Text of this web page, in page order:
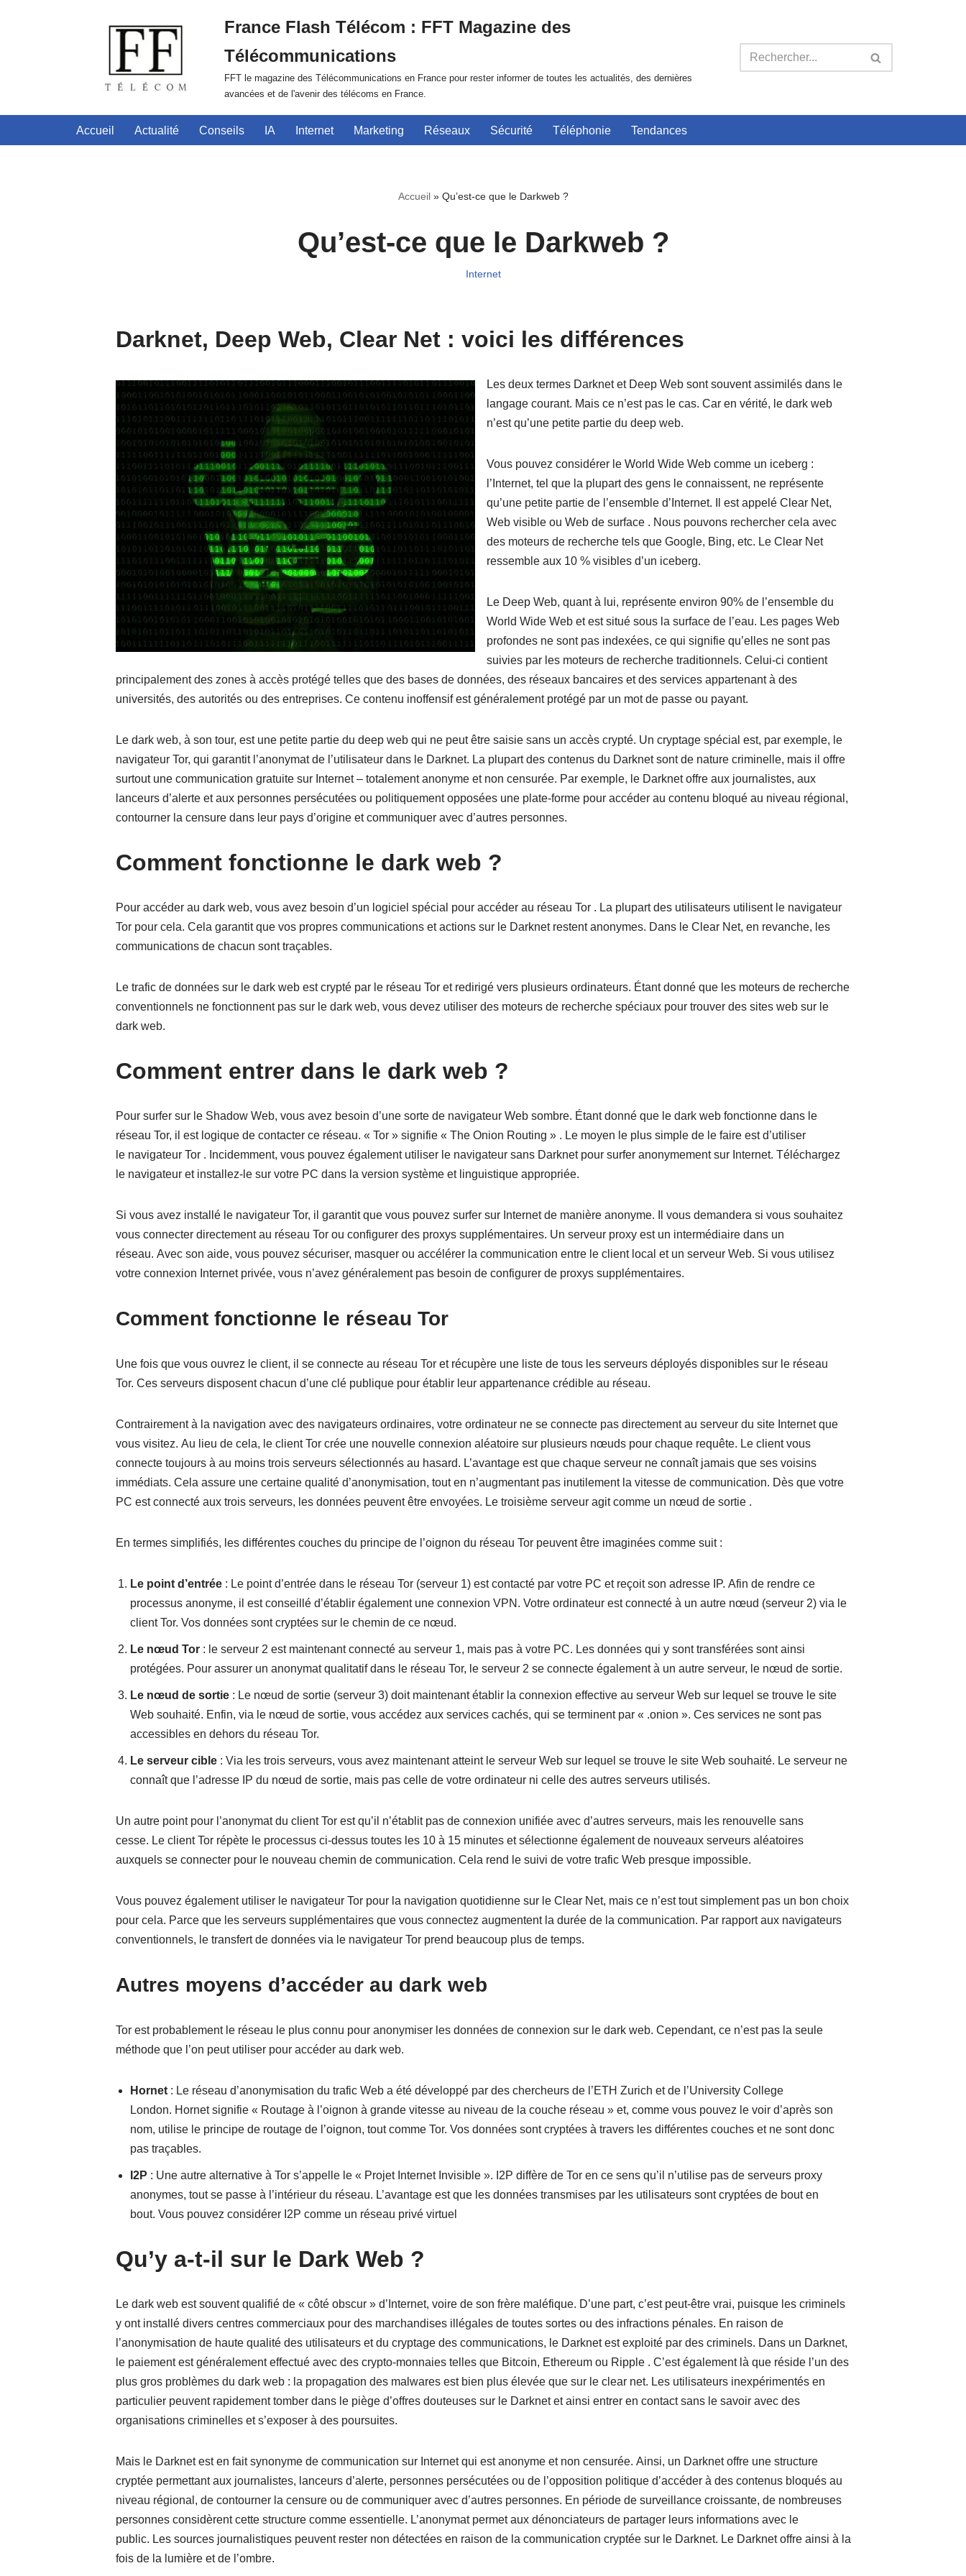
France Flash Télécom : FFT Magazine des
Télécommunications
FFT le magazine des Télécommunications en France pour rester informer de toutes les actualités, des dernières
avancées et de l'avenir des télécoms en France.
Accueil Actualité Conseils IA Internet Marketing Réseaux Sécurité Téléphonie Tendances
Accueil» Qu’est-ce que le Darkweb ?
Qu’est-ce que le Darkweb ?
Internet
Darknet, Deep Web, Clear Net : voici les différences
Les deux termes Darknet et Deep Web sont souvent assimilés dans le
langage courant. Mais ce n’est pas le cas. Car en vérité, le dark web
n’est qu’une petite partie du deep web.
Vous pouvez considérer le World Wide Web comme un iceberg :
l’Internet, tel que la plupart des gens le connaissent, ne représente
qu’une petite partie de l’ensemble d’Internet. Il est appelé Clear Net,
Web visible ou Web de surface . Nous pouvons rechercher cela avec
des moteurs de recherche tels que Google, Bing, etc. Le Clear Net
ressemble aux 10 % visibles d’un iceberg.
Le Deep Web, quant à lui, représente environ 90% de l’ensemble du
World Wide Web et est situé sous la surface de l’eau. Les pages Web
profondes ne sont pas indexées, ce qui signifie qu’elles ne sont pas
suivies par les moteurs de recherche traditionnels. Celui-ci contient
principalement des zones à accès protégé telles que des bases de données, des réseaux bancaires et des services appartenant à des
universités, des autorités ou des entreprises. Ce contenu inoffensif est généralement protégé par un mot de passe ou payant.
Le dark web, à son tour, est une petite partie du deep web qui ne peut être saisie sans un accès crypté. Un cryptage spécial est, par exemple, le
navigateur Tor, qui garantit l’anonymat de l’utilisateur dans le Darknet. La plupart des contenus du Darknet sont de nature criminelle, mais il offre
surtout une communication gratuite sur Internet – totalement anonyme et non censurée. Par exemple, le Darknet offre aux journalistes, aux
lanceurs d’alerte et aux personnes persécutées ou politiquement opposées une plate-forme pour accéder au contenu bloqué au niveau régional,
contourner la censure dans leur pays d’origine et communiquer avec d’autres personnes.
Comment fonctionne le dark web ?
Pour accéder au dark web, vous avez besoin d’un logiciel spécial pour accéder au réseau Tor . La plupart des utilisateurs utilisent le navigateur
Tor pour cela. Cela garantit que vos propres communications et actions sur le Darknet restent anonymes. Dans le Clear Net, en revanche, les
communications de chacun sont traçables.
Le trafic de données sur le dark web est crypté par le réseau Tor et redirigé vers plusieurs ordinateurs. Étant donné que les moteurs de recherche
conventionnels ne fonctionnent pas sur le dark web, vous devez utiliser des moteurs de recherche spéciaux pour trouver des sites web sur le
dark web.
Comment entrer dans le dark web ?
Pour surfer sur le Shadow Web, vous avez besoin d’une sorte de navigateur Web sombre. Étant donné que le dark web fonctionne dans le
réseau Tor, il est logique de contacter ce réseau. « Tor » signifie « The Onion Routing » . Le moyen le plus simple de le faire est d’utiliser
le navigateur Tor . Incidemment, vous pouvez également utiliser le navigateur sans Darknet pour surfer anonymement sur Internet. Téléchargez
le navigateur et installez-le sur votre PC dans la version système et linguistique appropriée.
Si vous avez installé le navigateur Tor, il garantit que vous pouvez surfer sur Internet de manière anonyme. Il vous demandera si vous souhaitez
vous connecter directement au réseau Tor ou configurer des proxys supplémentaires. Un serveur proxy est un intermédiaire dans un
réseau. Avec son aide, vous pouvez sécuriser, masquer ou accélérer la communication entre le client local et un serveur Web. Si vous utilisez
votre connexion Internet privée, vous n’avez généralement pas besoin de configurer de proxys supplémentaires.
Comment fonctionne le réseau Tor
Une fois que vous ouvrez le client, il se connecte au réseau Tor et récupère une liste de tous les serveurs déployés disponibles sur le réseau
Tor. Ces serveurs disposent chacun d’une clé publique pour établir leur appartenance crédible au réseau.
Contrairement à la navigation avec des navigateurs ordinaires, votre ordinateur ne se connecte pas directement au serveur du site Internet que
vous visitez. Au lieu de cela, le client Tor crée une nouvelle connexion aléatoire sur plusieurs nœuds pour chaque requête. Le client vous
connecte toujours à au moins trois serveurs sélectionnés au hasard. L’avantage est que chaque serveur ne connaît jamais que ses voisins
immédiats. Cela assure une certaine qualité d’anonymisation, tout en n’augmentant pas inutilement la vitesse de communication. Dès que votre
PC est connecté aux trois serveurs, les données peuvent être envoyées. Le troisième serveur agit comme un nœud de sortie .
En termes simplifiés, les différentes couches du principe de l’oignon du réseau Tor peuvent être imaginées comme suit :
Le point d’entrée: Le point d’entrée dans le réseau Tor (serveur 1) est contacté par votre PC et reçoit son adresse IP. Afin de rendre ce
processus anonyme, il est conseillé d’établir également une connexion VPN. Votre ordinateur est connecté à un autre nœud (serveur 2) via le
client Tor. Vos données sont cryptées sur le chemin de ce nœud.
Le nœud Tor : le serveur 2 est maintenant connecté au serveur 1, mais pas à votre PC. Les données qui y sont transférées sont ainsi
protégées. Pour assurer un anonymat qualitatif dans le réseau Tor, le serveur 2 se connecte également à un autre serveur, le nœud de sortie.
Le nœud de sortie: Le nœud de sortie (serveur 3) doit maintenant établir la connexion effective au serveur Web sur lequel se trouve le site
Web souhaité. Enfin, via le nœud de sortie, vous accédez aux services cachés, qui se terminent par « .onion ». Ces services ne sont pas
accessibles en dehors du réseau Tor.
Le serveur cible: Via les trois serveurs, vous avez maintenant atteint le serveur Web sur lequel se trouve le site Web souhaité. Le serveur ne
connaît que l’adresse IP du nœud de sortie, mais pas celle de votre ordinateur ni celle des autres serveurs utilisés.
Un autre point pour l’anonymat du client Tor est qu’il n’établit pas de connexion unifiée avec d’autres serveurs, mais les renouvelle sans
cesse. Le client Tor répète le processus ci-dessus toutes les 10 à 15 minutes et sélectionne également de nouveaux serveurs aléatoires
auxquels se connecter pour le nouveau chemin de communication. Cela rend le suivi de votre trafic Web presque impossible.
Vous pouvez également utiliser le navigateur Tor pour la navigation quotidienne sur le Clear Net, mais ce n’est tout simplement pas un bon choix
pour cela. Parce que les serveurs supplémentaires que vous connectez augmentent la durée de la communication. Par rapport aux navigateurs
conventionnels, le transfert de données via le navigateur Tor prend beaucoup plus de temps.
Autres moyens d’accéder au dark web
Tor est probablement le réseau le plus connu pour anonymiser les données de connexion sur le dark web. Cependant, ce n’est pas la seule
méthode que l’on peut utiliser pour accéder au dark web.
Hornet: Le réseau d’anonymisation du trafic Web a été développé par des chercheurs de l’ETH Zurich et de l’University College
London. Hornet signifie « Routage à l’oignon à grande vitesse au niveau de la couche réseau » et, comme vous pouvez le voir d’après son
nom, utilise le principe de routage de l’oignon, tout comme Tor. Vos données sont cryptées à travers les différentes couches et ne sont donc
pas traçables.
I2P : Une autre alternative à Tor s’appelle le « Projet Internet Invisible ». I2P diffère de Tor en ce sens qu’il n’utilise pas de serveurs proxy
anonymes, tout se passe à l’intérieur du réseau. L’avantage est que les données transmises par les utilisateurs sont cryptées de bout en
bout. Vous pouvez considérer I2P comme un réseau privé virtuel
Qu’y a-t-il sur le Dark Web ?
Le dark web est souvent qualifié de « côté obscur » d’Internet, voire de son frère maléfique. D’une part, c’est peut-être vrai, puisque les criminels
y ont installé divers centres commerciaux pour des marchandises illégales de toutes sortes ou des infractions pénales. En raison de
l’anonymisation de haute qualité des utilisateurs et du cryptage des communications, le Darknet est exploité par des criminels. Dans un Darknet,
le paiement est généralement effectué avec des crypto-monnaies telles que Bitcoin, Ethereum ou Ripple . C’est également là que réside l’un des
plus gros problèmes du dark web : la propagation des malwares est bien plus élevée que sur le clear net. Les utilisateurs inexpérimentés en
particulier peuvent rapidement tomber dans le piège d’offres douteuses sur le Darknet et ainsi entrer en contact sans le savoir avec des
organisations criminelles et s’exposer à des poursuites.
Mais le Darknet est en fait synonyme de communication sur Internet qui est anonyme et non censurée. Ainsi, un Darknet offre une structure
cryptée permettant aux journalistes, lanceurs d’alerte, personnes persécutées ou de l’opposition politique d’accéder à des contenus bloqués au
niveau régional, de contourner la censure ou de communiquer avec d’autres personnes. En période de surveillance croissante, de nombreuses
personnes considèrent cette structure comme essentielle. L’anonymat permet aux dénonciateurs de partager leurs informations avec le
public. Les sources journalistiques peuvent rester non détectées en raison de la communication cryptée sur le Darknet. Le Darknet offre ainsi à la
fois de la lumière et de l’ombre.